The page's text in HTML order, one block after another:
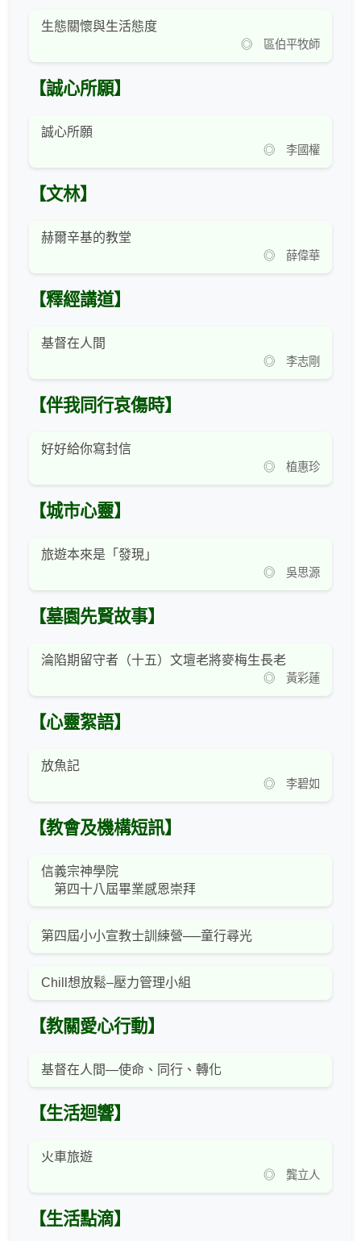
生態關懷與生活態度
◎ 區伯平牧師
【誠心所願】
誠心所願
◎ 李國權
【文林】
赫爾辛基的教堂
◎ 薛偉華
【釋經講道】
基督在人間
◎ 李志剛
【伴我同行哀傷時】
好好給你寫封信
◎ 植惠珍
【城市心靈】
旅遊本來是「發現」
◎ 吳思源
【墓園先賢故事】
淪陷期留守者（十五）文壇老將麥梅生長老
◎ 黃彩蓮
【心靈絮語】
放魚記
◎ 李碧如
【教會及機構短訊】
信義宗神學院
第四十八屆畢業感恩崇拜
第四屆小小宣教士訓練營──童行尋光
Chill想放鬆–壓力管理小組
【教關愛心行動】
基督在人間—使命、同行、轉化
【生活迴響】
火車旅遊
◎ 龔立人
【生活點滴】